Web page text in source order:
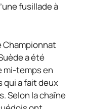
fusillade à
Championnat
a été
mi-temps en
qui a fait deux
Selon la chaîne